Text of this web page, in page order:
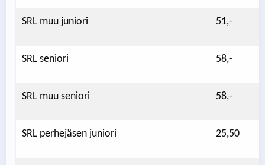
SRL muu juniori 51,-
SRL seniori 58,-
SRL muu seniori 58,-
SRL perhejäsen juniori 25,50